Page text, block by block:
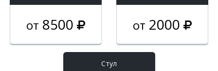
от 8500 от 2000
Стул